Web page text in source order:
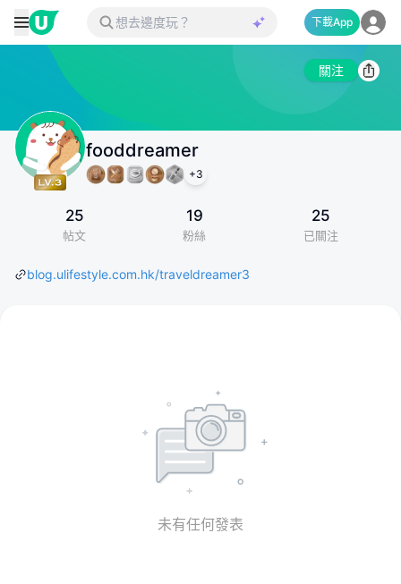
下載App
關注
fooddreamer
+3
25
帖文
19
粉絲
25
已關注
blog.ulifestyle.com.hk/traveldreamer3
未有任何發表